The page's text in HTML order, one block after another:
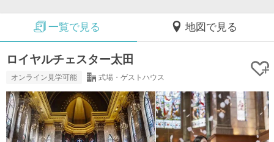
一覧で見る 地図で見る
ロイヤルチェスター太田
オンライン見学可能 式場・ゲストハウス